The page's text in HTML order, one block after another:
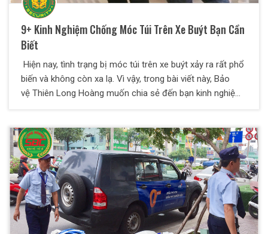
9+ Kinh Nghiệm Chống Móc Túi Trên Xe Buýt Bạn Cần
Biết
Hiện nay, tình trạng bị móc túi trên xe buýt xảy ra rất phổ
biến và không còn xa lạ. Vì vậy, trong bài viết này, Bảo
vệ Thiên Long Hoàng muốn chia sẻ đến bạn kinh nghiệm